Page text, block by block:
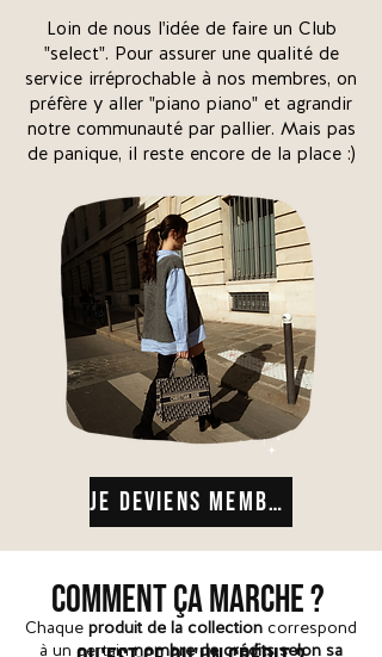
Loin de nous l'idée de faire un Club
"select". Pour assurer une qualité de
service irréprochable à nos membres, on
préfère y aller "piano piano" et agrandir
notre communauté par pallier. Mais pas
de panique, il reste encore de la place :)
Je deviens membre
COMMENT ÇA MARCHE ?
Chaque produit de la collection correspond
à un certainnombre de crédits selon sa